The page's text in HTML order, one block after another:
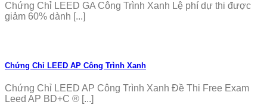
Chứng Chỉ LEED GA Công Trình Xanh Lệ phí dự thi được
giảm 60% dành [...]
Chứng Chỉ LEED AP Công Trình Xanh
Chứng Chỉ LEED AP Công Trình Xanh Đề Thi Free Exam
Leed AP BD+C ® [...]